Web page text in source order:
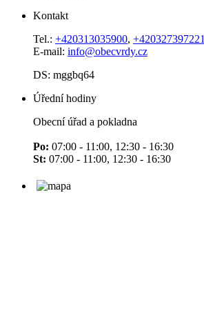
Kontakt
Tel.: +420313035900, +420327397221
E-mail: info@obecvrdy.cz
DS: mggbq64
Úřední hodiny
Obecní úřad a pokladna
Po: 07:00 - 11:00, 12:30 - 16:30
St: 07:00 - 11:00, 12:30 - 16:30